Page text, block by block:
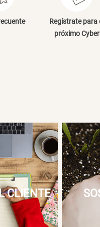
Regístrate para
próximo Cyber
CLIENTE